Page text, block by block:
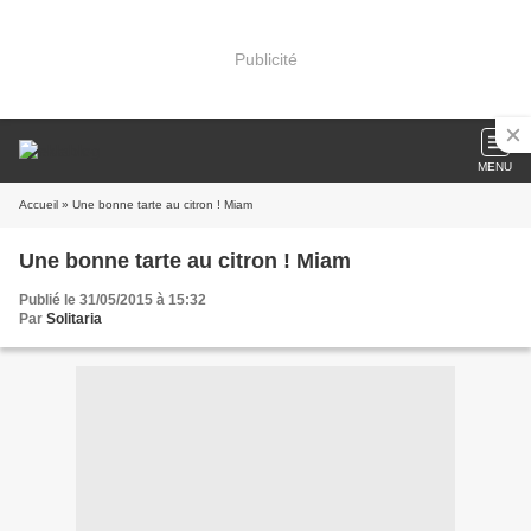
Publicité
MENU
Accueil » Une bonne tarte au citron ! Miam
Une bonne tarte au citron ! Miam
Publié le 31/05/2015 à 15:32
Par Solitaria